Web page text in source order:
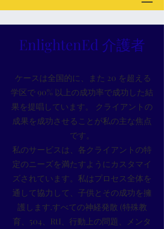
EnlightenEd 介護者
ケースは全国的に、また 20 を超える
学区で 90% 以上の成功率で成功した結
果を提唱しています。 クライアントの
成果を成功させることが私の主な焦点
です。
私のサービスは、各クライアントの特
定のニーズを満たすようにカスタマイ
ズされています。私はプロセス全体を
通して協力して、子供とその成功を擁
護します.すべての神経発散 (特殊教
育、504、RtI、行動上の問題、メンタ